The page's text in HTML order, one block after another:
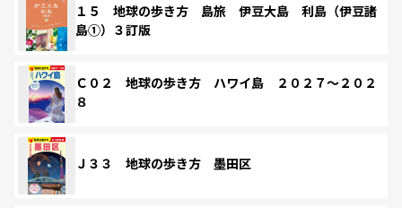
１５ 地球の歩き方 島旅 伊豆大島 利島（伊豆諸
島①）３訂版
Ｃ０２ 地球の歩き方 ハワイ島 ２０２７～２０２
８
Ｊ３３ 地球の歩き方 墨田区